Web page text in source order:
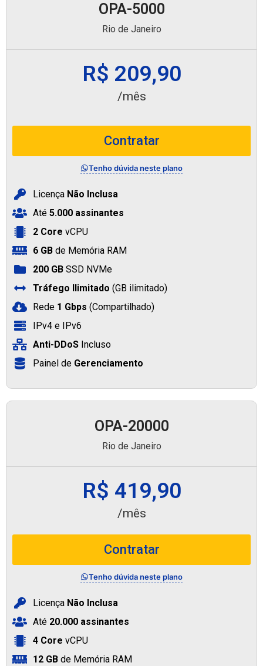
OPA-5000
Rio de Janeiro
R$ 209,90
/mês
Contratar
Tenho dúvida neste plano
Licença Não Inclusa
Até 5.000 assinantes
2 Core vCPU
6 GB de Memória RAM
200 GB SSD NVMe
Tráfego Ilimitado (GB ilimitado)
Rede 1 Gbps (Compartilhado)
IPv4 e IPv6
Anti-DDoS Incluso
Painel de Gerenciamento
OPA-20000
Rio de Janeiro
R$ 419,90
/mês
Contratar
Tenho dúvida neste plano
Licença Não Inclusa
Até 20.000 assinantes
4 Core vCPU
12 GB de Memória RAM